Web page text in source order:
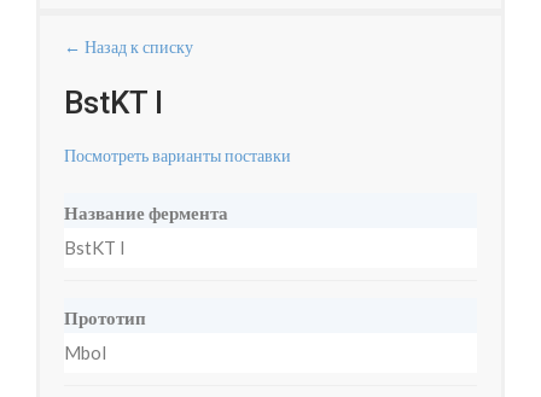
← Назад к списку
BstKT I
Посмотреть варианты поставки
Название фермента
BstKT I
Прототип
MboI